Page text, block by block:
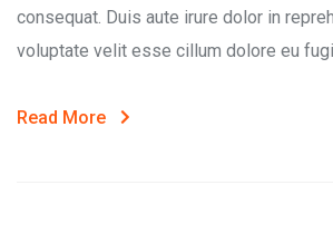
consequat. Duis aute irure dolor in
voluptate velit esse cillum dolore eu
Read More